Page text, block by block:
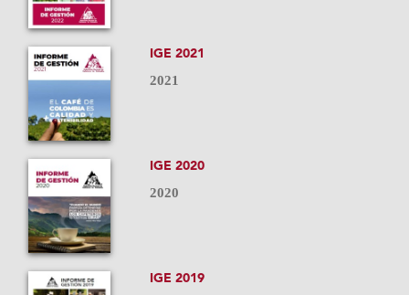
IGE 2021
2021
IGE 2020
2020
IGE 2019